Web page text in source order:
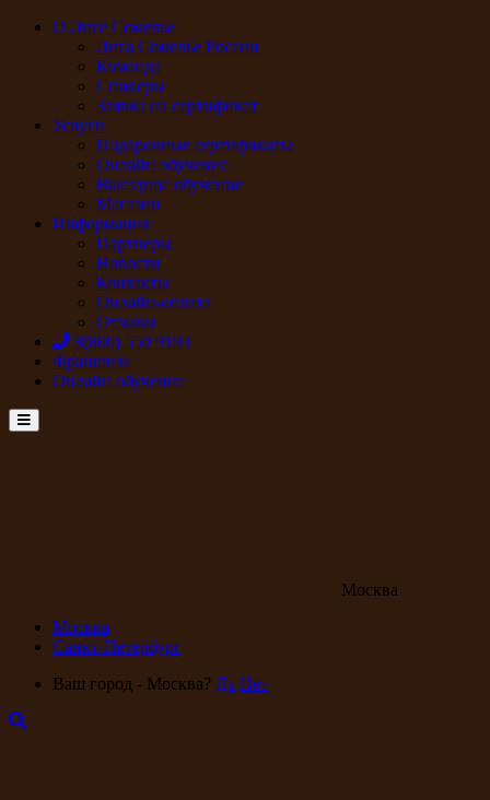
О Лиге Сомелье
Лига Сомелье России
Команда
Спикеры
Заявка на сертификат
Услуги
Подарочные сертификаты
Онлайн обучение
Выездное обучение
Магазин
Информация
Партнеры
Новости
Контакты
Онлайн-оплата
Отзывы
8(800) 550 9193
Франшиза
Онлайн обучение
Menu
Москва
Москва
Санкт-Петербург
Ваш город - Москва? Да Нет